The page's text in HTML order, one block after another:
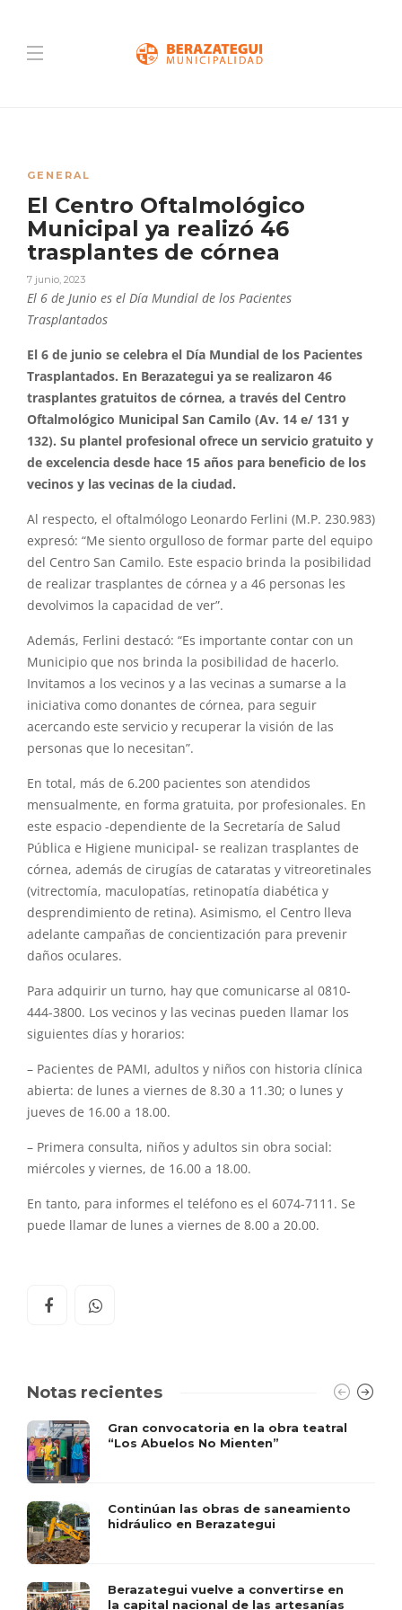
GENERAL
El Centro Oftalmológico
Municipal ya realizó 46
trasplantes de córnea
7 junio, 2023
El 6 de Junio es el Día Mundial de los Pacientes
Trasplantados
El 6 de junio se celebra el Día Mundial de los Pacientes
Trasplantados. En Berazategui ya se realizaron 46
trasplantes gratuitos de córnea, a través del Centro
Oftalmológico Municipal San Camilo (Av. 14 e/ 131 y
132). Su plantel profesional ofrece un servicio gratuito y
de excelencia desde hace 15 años para beneficio de los
vecinos y las vecinas de la ciudad.
Al respecto, el oftalmólogo Leonardo Ferlini (M.P. 230.983)
expresó: “Me siento orgulloso de formar parte del equipo
del Centro San Camilo. Este espacio brinda la posibilidad
de realizar trasplantes de córnea y a 46 personas les
devolvimos la capacidad de ver”.
Además, Ferlini destacó: “Es importante contar con un
Municipio que nos brinda la posibilidad de hacerlo.
Invitamos a los vecinos y a las vecinas a sumarse a la
iniciativa como donantes de córnea, para seguir
acercando este servicio y recuperar la visión de las
personas que lo necesitan”.
En total, más de 6.200 pacientes son atendidos
mensualmente, en forma gratuita, por profesionales. En
este espacio -dependiente de la Secretaría de Salud
Pública e Higiene municipal- se realizan trasplantes de
córnea, además de cirugías de cataratas y vitreoretinales
(vitrectomía, maculopatías, retinopatía diabética y
desprendimiento de retina). Asimismo, el Centro lleva
adelante campañas de concientización para prevenir
daños oculares.
Para adquirir un turno, hay que comunicarse al 0810-
444-3800. Los vecinos y las vecinas pueden llamar los
siguientes días y horarios:
– Pacientes de PAMI, adultos y niños con historia clínica
abierta: de lunes a viernes de 8.30 a 11.30; o lunes y
jueves de 16.00 a 18.00.
– Primera consulta, niños y adultos sin obra social:
miércoles y viernes, de 16.00 a 18.00.
En tanto, para informes el teléfono es el 6074-7111. Se
puede llamar de lunes a viernes de 8.00 a 20.00.
Notas recientes
Gran convocatoria en la obra teatral
“Los Abuelos No Mienten”
Continúan las obras de saneamiento
hidráulico en Berazategui
Berazategui vuelve a convertirse en
la capital nacional de las artesanías